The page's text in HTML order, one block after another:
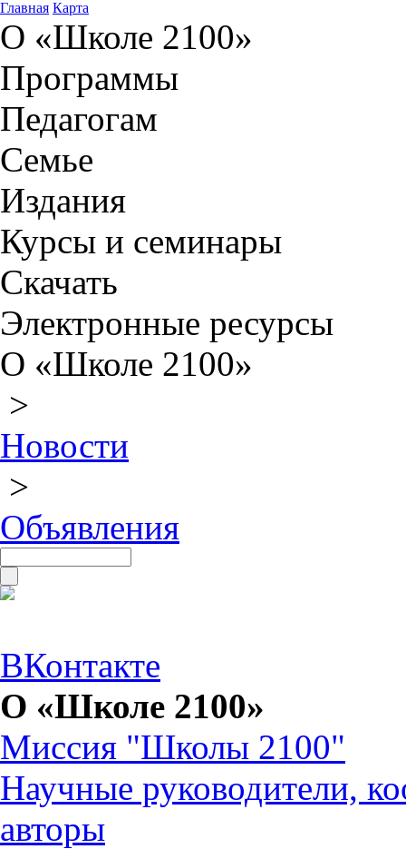
Главная Карта
О «Школе 2100»
Программы
Педагогам
Семье
Издания
Курсы и семинары
Скачать
Электронные ресурсы
О «Школе 2100»
>
Новости
>
Объявления
ВКонтакте
О «Школе 2100»
Миссия "Школы 2100"
Научные руководители,
авторы